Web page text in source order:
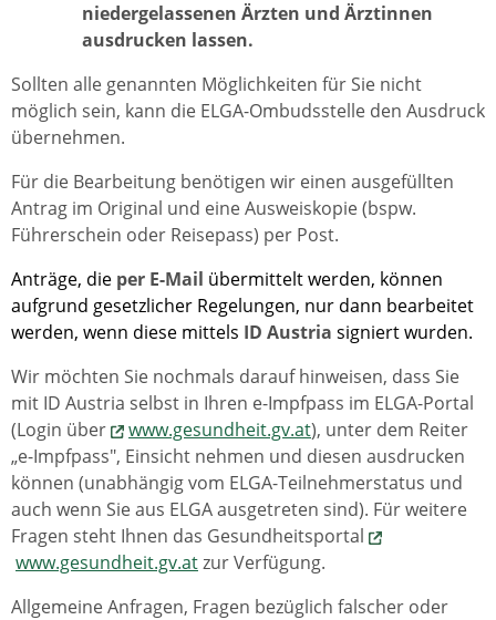
niedergelassenen Ärzten und Ärztinnen
ausdrucken lassen.
Sollten alle genannten Möglichkeiten für Sie nicht
möglich sein, kann die ELGA-Ombudsstelle den Ausdruck
übernehmen.
Für die Bearbeitung benötigen wir einen ausgefüllten
Antrag im Original und eine Ausweiskopie (bspw.
Führerschein oder Reisepass) per Post.
Anträge, die per E-Mail übermittelt werden, können
aufgrund gesetzlicher Regelungen, nur dann bearbeitet
werden, wenn diese mittels ID Austria signiert wurden.
Wir möchten Sie nochmals darauf hinweisen, dass Sie
mit ID Austria selbst in Ihren e-Impfpass im ELGA-Portal
(Login über
www.gesundheit.gv.at), unter dem Reiter
„e-Impfpass", Einsicht nehmen und diesen ausdrucken
können (unabhängig vom ELGA-Teilnehmerstatus und
auch wenn Sie aus ELGA ausgetreten sind). Für weitere
Fragen steht Ihnen das Gesundheitsportal
www.gesundheit.gv.atzur Verfügung.
Allgemeine Anfragen, Fragen bezüglich falscher oder